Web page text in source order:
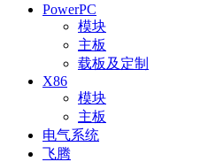
PowerPC
模块
主板
载板及定制
X86
模块
主板
电气系统
飞腾